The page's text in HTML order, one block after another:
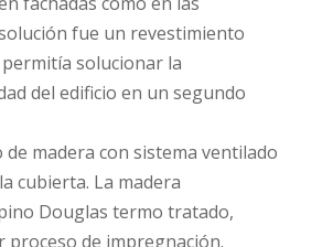
fue un revestimiento
solucionar la
del edificio en un segundo
madera con sistema ventilado
cubierta. La madera
Douglas termo tratado,
proceso de impregnación.